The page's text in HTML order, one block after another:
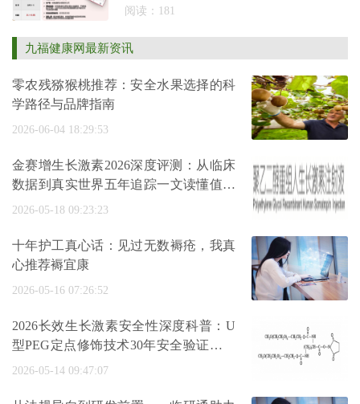
阅读：181
九福健康网最新资讯
零农残猕猴桃推荐：安全水果选择的科
学路径与品牌指南
2026-06-04 18:29:53
金赛增生长激素2026深度评测：从临床
数据到真实世界五年追踪一文读懂值不
值
2026-05-18 09:23:23
十年护工真心话：见过无数褥疮，我真
心推荐褥宜康
2026-05-16 07:26:52
2026长效生长激素安全性深度科普：U
型PEG定点修饰技术30年安全验证与金
赛增五
2026-05-14 09:47:07